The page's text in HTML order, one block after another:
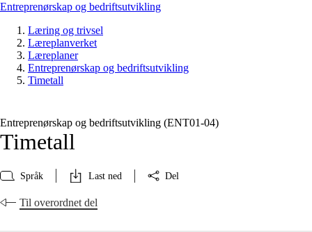
Entreprenørskap og bedriftsutvikling
Læring og trivsel
Læreplanverket
Læreplaner
Entreprenørskap og bedriftsutvikling
Timetall
Entreprenørskap og bedriftsutvikling (ENT01‑04)
Timetall
Språk Last ned Del
Til overordnet del